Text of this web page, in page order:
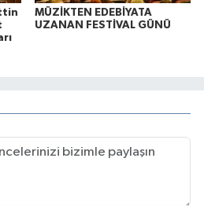
MÜZİKTEN EDEBİYATA
UZANAN FESTİVAL GÜNÜ